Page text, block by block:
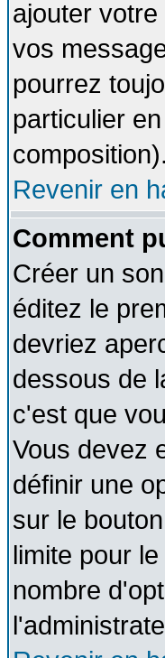
ajouter
vos
pourrez
particulier
composition).
Revenir en
Comment
Créer un
éditez le
devriez
dessous de
c'est que
Vous devez
définir une
sur le
limite pour
nombre